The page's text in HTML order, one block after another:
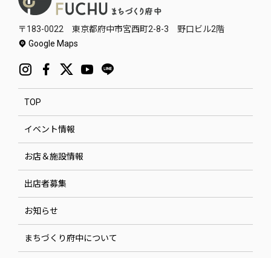
〒183-0022 東京都府中市宮西町2-8-3 野口ビル2階
Google Maps
TOP
イベント情報
お店＆施設情報
出店者募集
お知らせ
まちづくり府中について